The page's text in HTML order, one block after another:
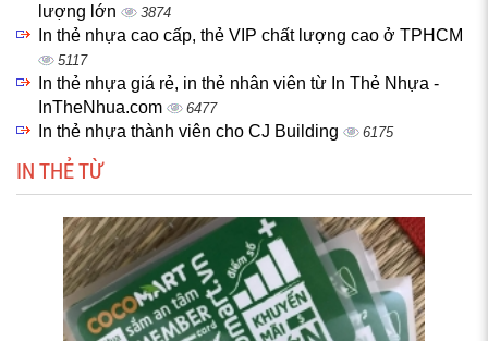
lượng lớn
3874
In thẻ nhựa cao cấp, thẻ VIP chất lượng cao ở TPHCM
5117
In thẻ nhựa giá rẻ, in thẻ nhân viên từ In Thẻ Nhựa -
InTheNhua.com
6477
In thẻ nhựa thành viên cho CJ Building 6175
IN THẺ TỪ